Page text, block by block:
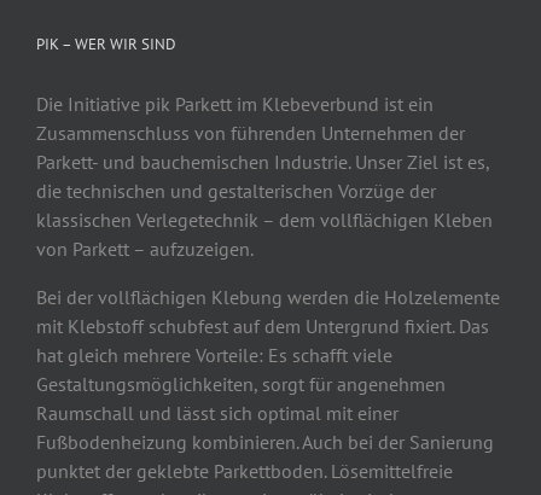
PIK – WER WIR SIND
Die Initiative pik Parkett im Klebeverbund ist ein
Zusammenschluss von führenden Unternehmen der
Parkett- und bauchemischen Industrie. Unser Ziel ist es,
die technischen und gestalterischen Vorzüge der
klassischen Verlegetechnik – dem vollflächigen Kleben
von Parkett – aufzuzeigen.
Bei der vollflächigen Klebung werden die Holzelemente
mit Klebstoff schubfest auf dem Untergrund fixiert. Das
hat gleich mehrere Vorteile: Es schafft viele
Gestaltungsmöglichkeiten, sorgt für angenehmen
Raumschall und lässt sich optimal mit einer
Fußbodenheizung kombinieren. Auch bei der Sanierung
punktet der geklebte Parkettboden. Lösemittelfreie